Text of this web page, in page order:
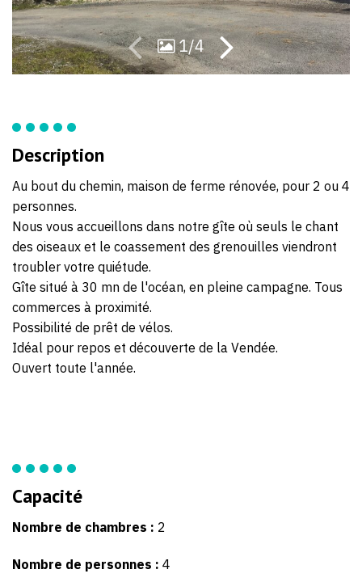
1/4
Description
Au bout du chemin, maison de ferme rénovée, pour 2 ou 4
personnes.
Nous vous accueillons dans notre gîte où seuls le chant
des oiseaux et le coassement des grenouilles viendront
troubler votre quiétude.
Gîte situé à 30 mn de l'océan, en pleine campagne. Tous
commerces à proximité.
Possibilité de prêt de vélos.
Idéal pour repos et découverte de la Vendée.
Ouvert toute l'année.
Capacité
Nombre de chambres : 2
Nombre de personnes : 4